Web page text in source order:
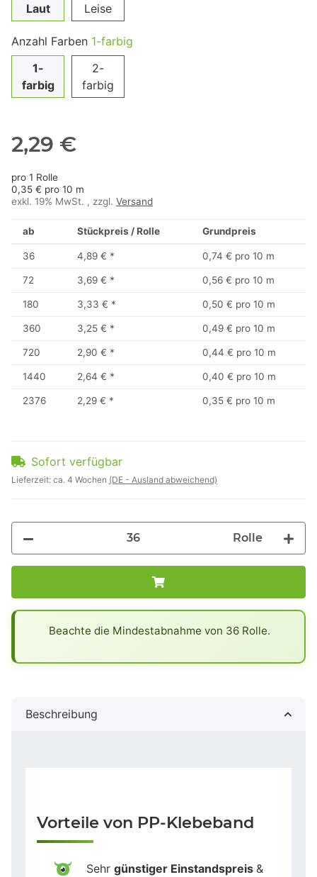
Laut
Leise
Anzahl Farben 1-farbig
1-
farbig
2-
farbig
2,29 €
pro 1 Rolle
0,35 € pro 10 m
exkl. 19% MwSt. , zzgl. Versand
ab Stückpreis / Rolle Grundpreis
36 4,89 € * 0,74 € pro 10 m
72 3,69 € * 0,56 € pro 10 m
180 3,33 € * 0,50 € pro 10 m
360 3,25 € * 0,49 € pro 10 m
720 2,90 € * 0,44 € pro 10 m
1440 2,64 € * 0,40 € pro 10 m
2376 2,29 € * 0,35 € pro 10 m
Sofort verfügbar
Lieferzeit: ca. 4 Wochen (DE - Ausland abweichend)
Rolle
Beachte die Mindestabnahme von 36 Rolle.
Beschreibung
Vorteile von PP-Klebeband
Sehr günstiger Einstandspreis &